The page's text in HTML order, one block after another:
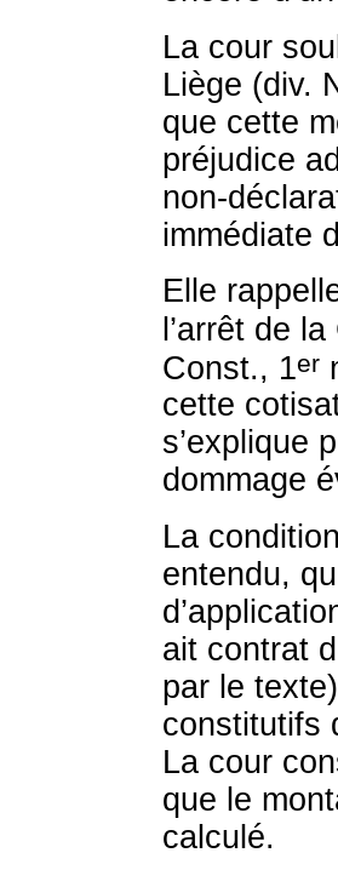
La cour
Liège (div.
que cette
préjudice
non-
immédiate
Elle
l’arrêt de
Const., 1er
cette
s’explique
dommage
La
entendu,
ait contrat
par le
constitutifs
La cour
que le
calculé.